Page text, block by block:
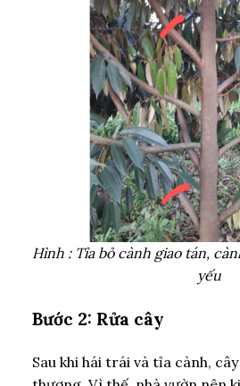
Hình : Tỉa bỏ cành giao tán,
yếu
Bước 2: Rửa cây
Sau khi hái trái và tỉa cành,